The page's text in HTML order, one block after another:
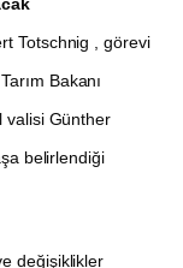
Totschnig , görevi
Bakanı
valisi Günther
belirlendiği
değişiklikler